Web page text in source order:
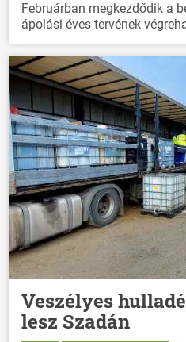
Februárban megkezdődik a
ápolási éves tervének
Veszélyes
lesz Szadán